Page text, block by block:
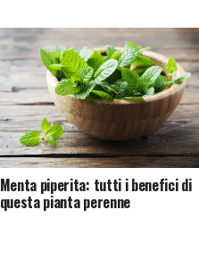
Menta piperita: tutti i benefici di
questa pianta perenne